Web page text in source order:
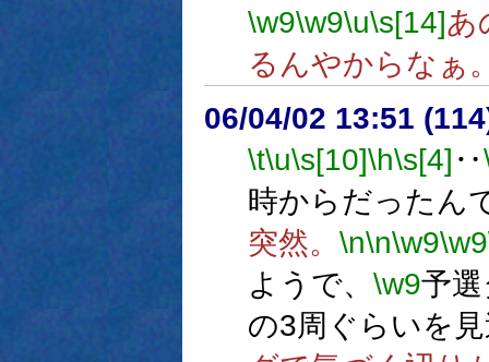
\w9\w9\u\s[14]あ
るんやからなぁ
06/04/02 13:51
\t\u\s[10]\h\s[4] ‥
時からだったん
突然。 \n\n\w9\w9
ようで、 \w9予
の3周ぐらいを